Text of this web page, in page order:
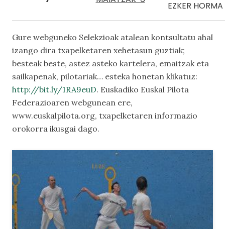
EZKER
Gure webguneko Selekzioak atalean kontsultatu ahal
izango dira txapelketaren xehetasun guztiak;
besteak beste, astez asteko kartelera, emaitzak eta
sailkapenak, pilotariak… esteka honetan klikatuz:
http://bit.ly/1RA9euD. Euskadiko Euskal Pilota
Federazioaren webgunean ere,
www.euskalpilota.org, txapelketaren informazio
orokorra ikusgai dago.